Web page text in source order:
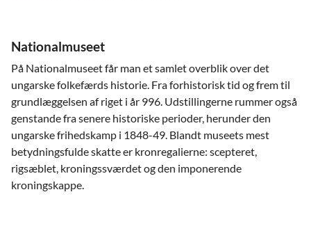
Nationalmuseet
På Nationalmuseet får man et samlet overblik over det
ungarske folkefærds historie. Fra forhistorisk tid og frem til
grundlæggelsen af riget i år 996. Udstillingerne rummer også
genstande fra senere historiske perioder, herunder den
ungarske frihedskamp i 1848-49. Blandt museets mest
betydningsfulde skatte er kronregalierne: scepteret,
rigsæblet, kroningssværdet og den imponerende
kroningskappe.